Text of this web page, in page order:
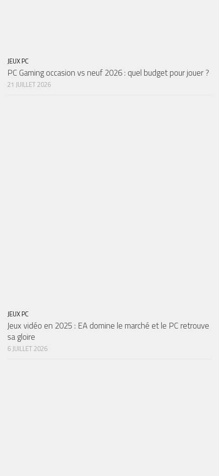
JEUX PC
PC Gaming occasion vs neuf 2026 : quel budget pour jouer ?
21 JUILLET 2026
JEUX PC
Jeux vidéo en 2025 : EA domine le marché et le PC retrouve
sa gloire
6 JUILLET 2026